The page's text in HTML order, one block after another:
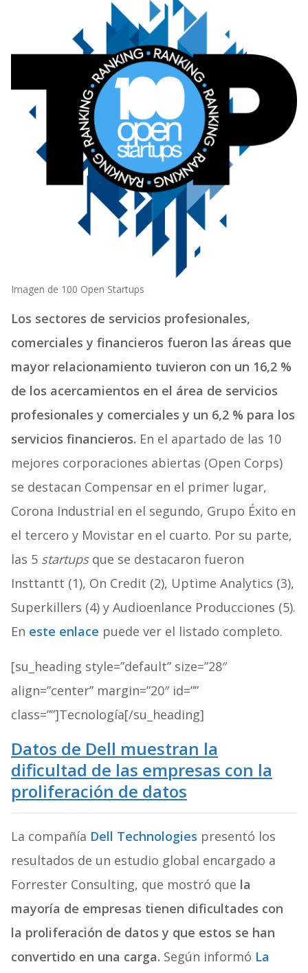
Imagen de 100 Open Startups
Los sectores de servicios profesionales,
comerciales y financieros fueron las áreas que
mayor relacionamiento tuvieron con un 16,2 %
de los acercamientos en el área de servicios
profesionales y comerciales y un 6,2 % para los
servicios financieros. En el apartado de las 10
mejores corporaciones abiertas (Open Corps)
se destacan Compensar en el primer lugar,
Corona Industrial en el segundo, Grupo Éxito en
el tercero y Movistar en el cuarto. Por su parte,
las 5 startups que se destacaron fueron
Insttantt (1), On Credit (2), Uptime Analytics (3),
Superkillers (4) y Audioenlance Producciones (5).
En este enlace puede ver el listado completo.
[su_heading style=”default” size=”28″
align=”center” margin=”20″ id=””
class=””]Tecnología[/su_heading]
Datos de Dell muestran la
dificultad de las empresas con la
proliferación de datos
La compañía Dell Technologies presentó los
resultados de un estudio global encargado a
Forrester Consulting, que mostró que la
mayoría de empresas tienen dificultades con
la proliferación de datos y que estos se han
convertido en una carga. Según informó La